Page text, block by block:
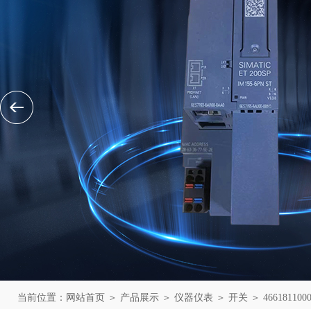
当前位置： 网站首页 ＞ 产品展示 ＞ 仪器仪表 ＞ 开关 ＞